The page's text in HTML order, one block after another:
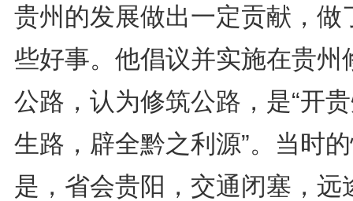
贵州的发展做出一定贡献，做
些好事。他倡议并实施在贵州
公路，认为修筑公路，是“开
生路，辟全黔之利源”。当时
是，省会贵阳，交通闭塞，远